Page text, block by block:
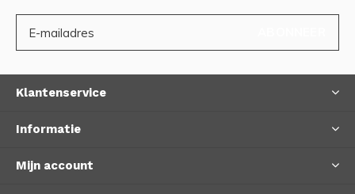
Klantenservice
Informatie
Mijn account